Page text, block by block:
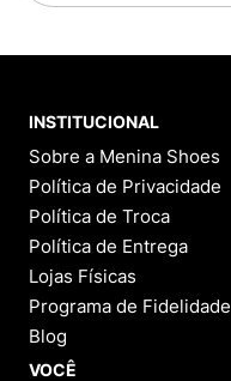
INSTITUCIONAL
Sobre a Menina Shoes
Política de Privacidade
Política de Troca
Política de Entrega
Lojas Físicas
Programa de Fidelidade
Blog
VOCÊ